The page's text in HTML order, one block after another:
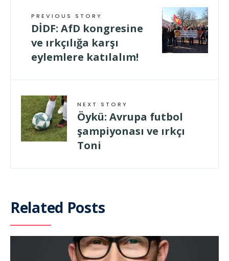
PREVIOUS STORY
DİDF: AfD kongresine
ve ırkçılığa karşı
eylemlere katılalım!
NEXT STORY
Öykü: Avrupa futbol
şampiyonası ve ırkçı
Toni
Related Posts